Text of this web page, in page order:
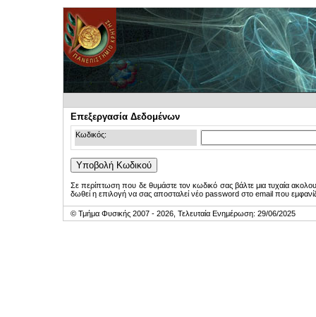
Επεξεργασία Δεδομένων
Κωδικός:
Σε περίπτωση που δε θυμάστε τον κωδικό σας βάλτε μια τυχαία
δωθεί η επιλογή να σας αποσταλεί νέο password στο email που
© Τμήμα Φυσικής 2007 - 2026, Τελευταία Ενημέρωση: 29/06/2025